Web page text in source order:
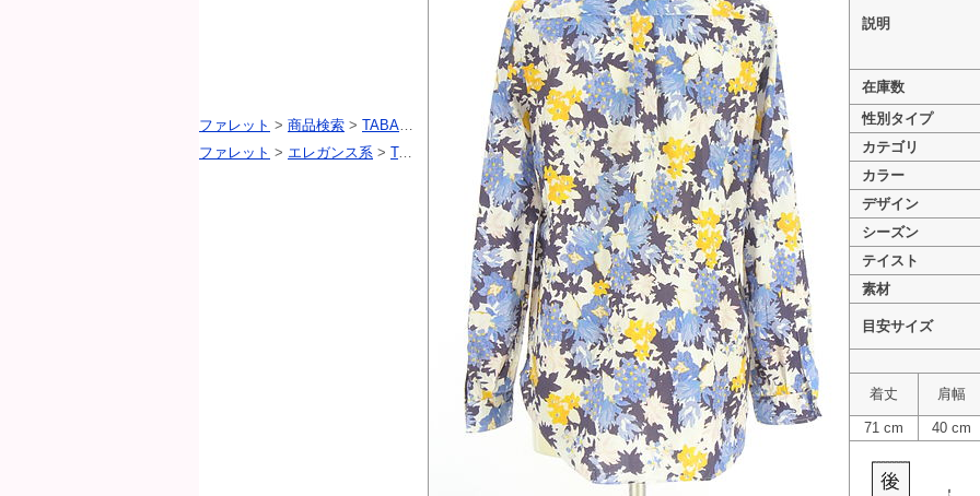
説明
在庫数
性別タイプ
カテゴリ
カラー
デザイン
シーズン
テイスト
素材
目安サイズ
着丈 肩幅
71 cm 40 cm
ファレット > 商品検索 > TABASA（タバサ） >TABASA（タバサ） PR10344611
ファレット > エレガンス系 > TABASA（タバサ） >TABASA（タバサ） PR10344611